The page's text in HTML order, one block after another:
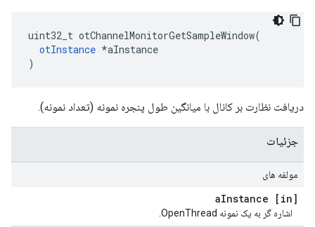
uint32_t otChannelMonitorGetSampleWindow(
otInstance *aInstance
)
دریافت نظارت بر کانال با میانگین طول پنجره نمونه (تعداد نمونه).
جزئیات
مولفه های
[in] a
Instance
اشاره گر به یک نمونه OpenThread.